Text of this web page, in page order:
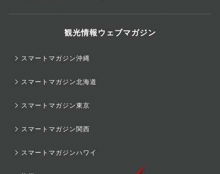
観光情報ウェブマガジン
スマートマガジン沖縄
スマートマガジン北海道
スマートマガジン東京
スマートマガジン関西
スマートマガジンハワイ